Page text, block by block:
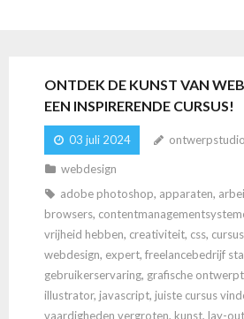
ONTDEK DE KUNST VAN
EEN INSPIRERENDE CURSUS!
03 juli 2024
webdesign
adobe photoshop, apparaten,
browsers,
vrijheid hebben, creativiteit, css, cursus
webdesign, expert, freelancebedrijf
gebruikerservaring, grafische
illustrator, javascript, juiste cursus
vaardigheden vergroten, kunst, lay-